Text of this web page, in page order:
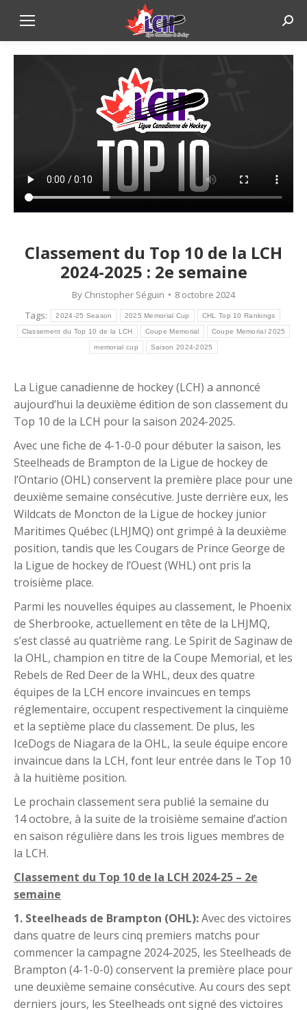
Classement du Top 10 de la LCH
2024-2025 : 2e semaine
By Christopher Séguin
8 octobre 2024
Tags:
2024-25 Season 2025 Memorial Cup CHL Top 10 Rankings
Classement du Top 10 de la LCH Coupe Memorial Coupe Memorial 2025
memorial cup Saison 2024-2025
La Ligue canadienne de hockey (LCH) a annoncé
aujourd’hui la deuxième édition de son classement du
Top 10 de la LCH pour la saison 2024-2025.
Avec une fiche de 4-1-0-0 pour débuter la saison, les
Steelheads de Brampton de la Ligue de hockey de
l’Ontario (OHL) conservent la première place pour une
deuxième semaine consécutive. Juste derrière eux, les
Wildcats de Moncton de la Ligue de hockey junior
Maritimes Québec (LHJMQ) ont grimpé à la deuxième
position, tandis que les Cougars de Prince George de
la Ligue de hockey de l’Ouest (WHL) ont pris la
troisième place.
Parmi les nouvelles équipes au classement, le Phoenix
de Sherbrooke, actuellement en tête de la LHJMQ,
s’est classé au quatrième rang. Le Spirit de Saginaw de
la OHL, champion en titre de la Coupe Memorial, et les
Rebels de Red Deer de la WHL, deux des quatre
équipes de la LCH encore invaincues en temps
réglementaire, occupent respectivement la cinquième
et la septième place du classement. De plus, les
IceDogs de Niagara de la OHL, la seule équipe encore
invaincue dans la LCH, font leur entrée dans le Top 10
à la huitième position.
Le prochain classement sera publié la semaine du
14 octobre, à la suite de la troisième semaine d’action
en saison régulière dans les trois ligues membres de
la LCH.
Classement du Top 10 de la LCH 2024-25 – 2e
semaine
1. Steelheads de Brampton (OHL):Avec des victoires
dans quatre de leurs cinq premiers matchs pour
commencer la campagne 2024-2025, les Steelheads de
Brampton (4-1-0-0) conservent la première place pour
une deuxième semaine consécutive. Au cours des sept
derniers jours, les Steelheads ont signé des victoires